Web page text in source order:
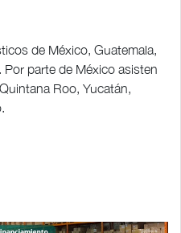
de México, Guatemala,
Por parte de México asisten
Roo, Yucatán,